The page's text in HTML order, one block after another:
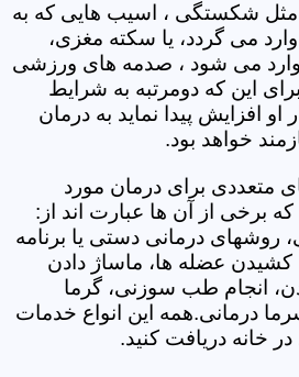
مثل شکستگی ، اسیب هایی که به
می گردد، یا سکته مغزی،
وارد می شود ، صدمه های ورزشی
این که دومرتبه به شرایط
او افزایش پیدا نماید به درمان
خواهد بود.
متعددی برای درمان مورد
برخی از آن ها عبارت اند از:
روشهای درمانی دستی یا برنامه
عضله ها، ماساژ دادن
انجام طب سوزنی، گرما
درمانی.همه این انواع خدمات
خانه دریافت کنید.